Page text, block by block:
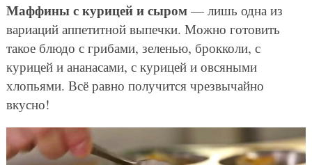
Маффины с курицей и сыром— лишь одна из
вариаций аппетитной выпечки. Можно готовить
такое блюдо с грибами, зеленью, брокколи, с
курицей и ананасами, с курицей и овсяными
хлопьями. Всё равно получится чрезвычайно
вкусно!